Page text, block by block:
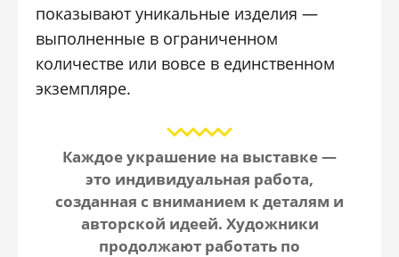
показывают уникальные изделия —
выполненные в ограниченном
количестве или вовсе в единственном
экземпляре.
Каждое украшение на выставке —
это индивидуальная работа,
созданная с вниманием к деталям и
авторской идеей. Художники
продолжают работать по